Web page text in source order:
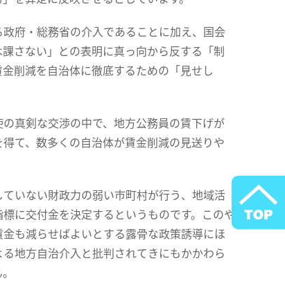
府・総務省の介入であることに加え、国会
さない」との表明に真っ向から反する「制
削減を自治体に徹底するための「見せし
真剣な交渉の中で、地方公務員の賃下げが
て、数多くの自治体が賃金削減の見送りや
いない財政力の弱い市町村が行う、地域活
に交付金を決定するというものです。このや
も減らせばよいとする露骨な政策誘導にほ
地方自治介入と批判されてきにもかかわら